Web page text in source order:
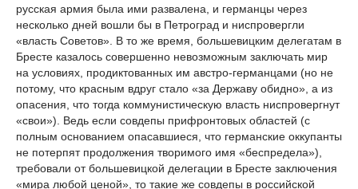
русская армия была ими развалена, и германцы через
несколько дней вошли бы в Петроград и ниспровергли
«власть Советов». В то же время, большевицким делегатам в
Бресте казалось совершенно невозможным заключать мир
на условиях, продиктованных им австро-германцами (но не
потому, что красным вдруг стало «за Державу обидно», а из
опасения, что тогда коммунистическую власть ниспровергнут
«свои»). Ведь если совдепы прифронтовых областей (с
полным основанием опасавшиеся, что германские оккупанты
не потерпят продолжения творимого имя «беспредела»),
требовали от большевицкой делегации в Бресте заключения
«мира любой ценой», то такие же совдепы в российской